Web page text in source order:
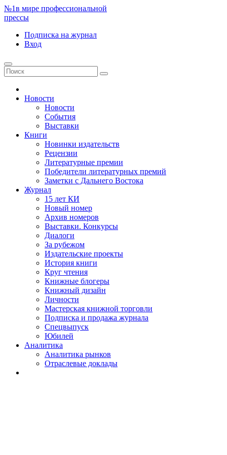
№1в мире профессиональной
прессы
Подписка на журнал
Вход
Новости
Новости
События
Выставки
Книги
Новинки издательств
Рецензии
Литературные премии
Победители литературных премий
Заметки с Дальнего Востока
Журнал
15 лет КИ
Новый номер
Архив номеров
Выставки. Конкурсы
Диалоги
За рубежом
Издательские проекты
История книги
Круг чтения
Книжные блогеры
Книжный дизайн
Личности
Мастерская книжной торговли
Подписка и продажа журнала
Спецвыпуск
Юбилей
Аналитика
Аналитика рынков
Отраслевые доклады